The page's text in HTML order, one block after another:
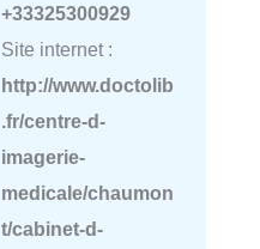
+33325300929
Site internet :
http://www.doctolib
.fr/centre-d-
imagerie-
medicale/chaumon
t/cabinet-d-